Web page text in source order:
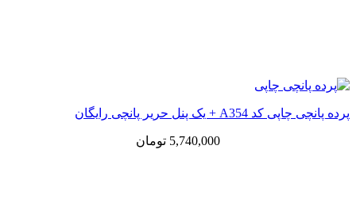
پرده پانچی چاپی کد A354 + یک پنل حریر پانچی رایگان
5,740,000 تومان